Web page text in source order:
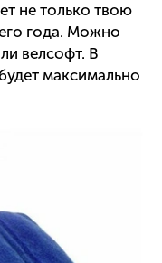
не только твою
года. Можно
велсофт. В
максимально